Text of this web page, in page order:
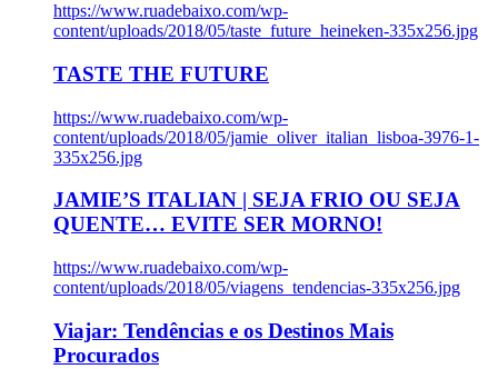
https://www.ruadebaixo.com/wp-
content/uploads/2018/05/taste_future_heineken-335x256.jpg
TASTE THE FUTURE
https://www.ruadebaixo.com/wp-
content/uploads/2018/05/jamie_oliver_italian_lisboa-3976-1-
335x256.jpg
JAMIE’S ITALIAN | SEJA FRIO OU SEJA
QUENTE… EVITE SER MORNO!
https://www.ruadebaixo.com/wp-
content/uploads/2018/05/viagens_tendencias-335x256.jpg
Viajar: Tendências e os Destinos Mais
Procurados